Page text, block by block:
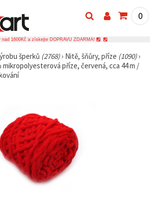
0
1600Kč a získejte DOPRAVU ZDARMA!
šperků (2768)› Nitě, šňůry, příze (1090)›
mikropolyesterová příze, červená, cca 44 m /